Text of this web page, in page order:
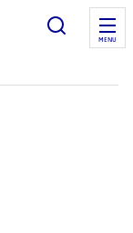
Ouvrir
MENU